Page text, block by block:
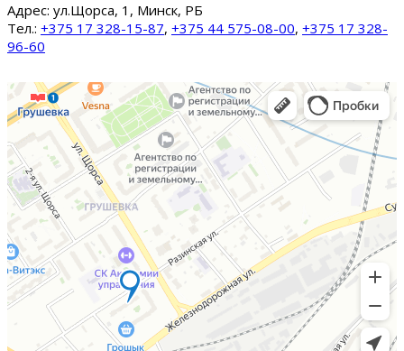
Адрес: ул.Щорса, 1, Минск, РБ
Тел.: +375 17 328-15-87, +375 44 575-08-00, +375 17 328-
96-60